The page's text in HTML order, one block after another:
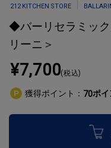
212 KITCHEN STORE
◆バーリセラミック
リーニ＞
¥7,700(税込)
獲得ポイント： 70ポイ